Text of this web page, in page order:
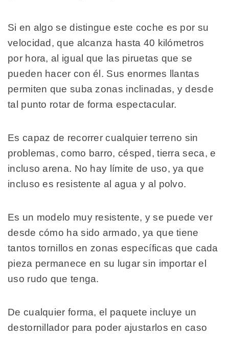
Si en algo se distingue este coche es por su
velocidad, que alcanza hasta 40 kilómetros
por hora, al igual que las piruetas que se
pueden hacer con él. Sus enormes llantas
permiten que suba zonas inclinadas, y desde
tal punto rotar de forma espectacular.
Es capaz de recorrer cualquier terreno sin
problemas, como barro, césped, tierra seca, e
incluso arena. No hay límite de uso, ya que
incluso es resistente al agua y al polvo.
Es un modelo muy resistente, y se puede ver
desde cómo ha sido armado, ya que tiene
tantos tornillos en zonas específicas que cada
pieza permanece en su lugar sin importar el
uso rudo que tenga.
De cualquier forma, el paquete incluye un
destornillador para poder ajustarlos en caso